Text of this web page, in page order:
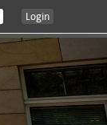
Login